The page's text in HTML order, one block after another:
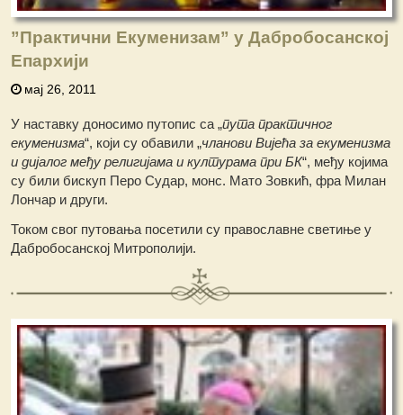
”Практични Екуменизам” у Дабробосанској
Епархији
мај 26, 2011
У наставку доносимо путопис са „пута практичног
екуменизма“, који су обавили „чланови Вијећа за екуменизма
и дијалог међу религијама и културама при БК“, међу којима
су били бискуп Перо Судар, монс. Мато Зовкић, фра Милан
Лончар и други.
Током свог путовања посетили су православне светиње у
Дабробосанској Митрополији.